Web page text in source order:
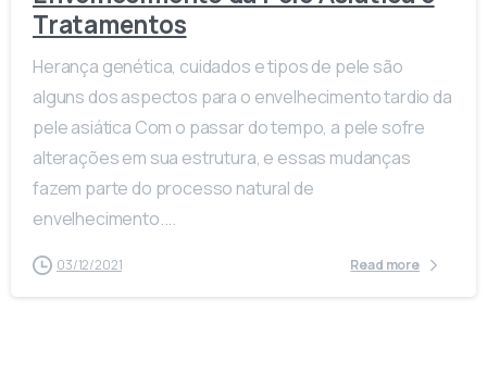
Tratamentos
Herança genética, cuidados e tipos de pele são
alguns dos aspectos para o envelhecimento tardio da
pele asiática Com o passar do tempo, a pele sofre
alterações em sua estrutura, e essas mudanças
fazem parte do processo natural de
envelhecimento....
03/12/2021 Read more